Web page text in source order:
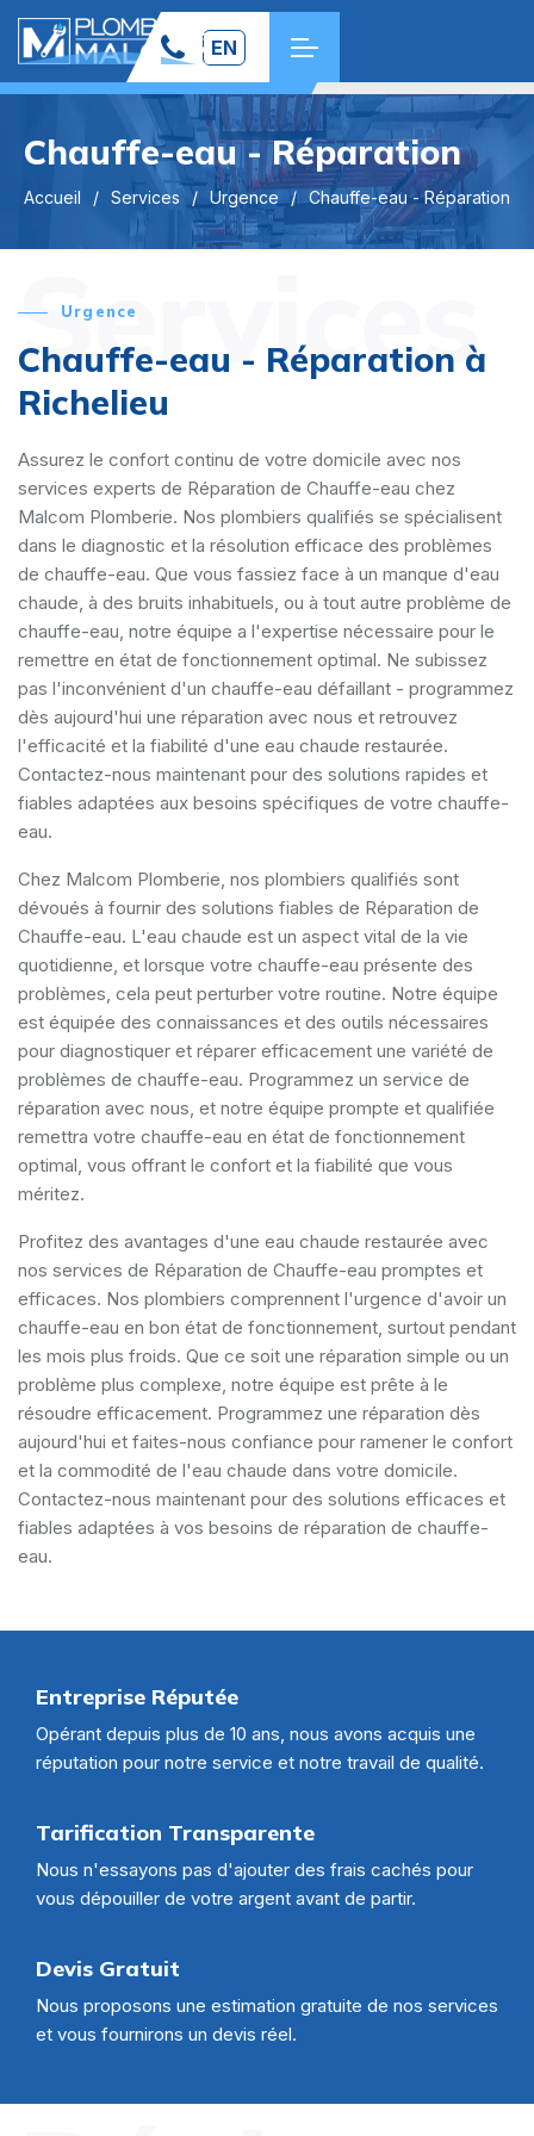
EN
Chauffe-eau - Réparation
Accueil Services Urgence Chauffe-eau - Réparation
Services
Urgence
Chauffe-eau - Réparation à
Richelieu
Assurez le confort continu de votre domicile avec nos
services experts de Réparation de Chauffe-eau chez
Malcom Plomberie. Nos plombiers qualifiés se spécialisent
dans le diagnostic et la résolution efficace des problèmes
de chauffe-eau. Que vous fassiez face à un manque d'eau
chaude, à des bruits inhabituels, ou à tout autre problème de
chauffe-eau, notre équipe a l'expertise nécessaire pour le
remettre en état de fonctionnement optimal. Ne subissez
pas l'inconvénient d'un chauffe-eau défaillant - programmez
dès aujourd'hui une réparation avec nous et retrouvez
l'efficacité et la fiabilité d'une eau chaude restaurée.
Contactez-nous maintenant pour des solutions rapides et
fiables adaptées aux besoins spécifiques de votre chauffe-
eau.
Chez Malcom Plomberie, nos plombiers qualifiés sont
dévoués à fournir des solutions fiables de Réparation de
Chauffe-eau. L'eau chaude est un aspect vital de la vie
quotidienne, et lorsque votre chauffe-eau présente des
problèmes, cela peut perturber votre routine. Notre équipe
est équipée des connaissances et des outils nécessaires
pour diagnostiquer et réparer efficacement une variété de
problèmes de chauffe-eau. Programmez un service de
réparation avec nous, et notre équipe prompte et qualifiée
remettra votre chauffe-eau en état de fonctionnement
optimal, vous offrant le confort et la fiabilité que vous
méritez.
Profitez des avantages d'une eau chaude restaurée avec
nos services de Réparation de Chauffe-eau promptes et
efficaces. Nos plombiers comprennent l'urgence d'avoir un
chauffe-eau en bon état de fonctionnement, surtout pendant
les mois plus froids. Que ce soit une réparation simple ou un
problème plus complexe, notre équipe est prête à le
résoudre efficacement. Programmez une réparation dès
aujourd'hui et faites-nous confiance pour ramener le confort
et la commodité de l'eau chaude dans votre domicile.
Contactez-nous maintenant pour des solutions efficaces et
fiables adaptées à vos besoins de réparation de chauffe-
eau.
Entreprise Réputée
Opérant depuis plus de 10 ans, nous avons acquis une
réputation pour notre service et notre travail de qualité.
Tarification Transparente
Nous n'essayons pas d'ajouter des frais cachés pour
vous dépouiller de votre argent avant de partir.
Devis Gratuit
Nous proposons une estimation gratuite de nos services
et vous fournirons un devis réel.